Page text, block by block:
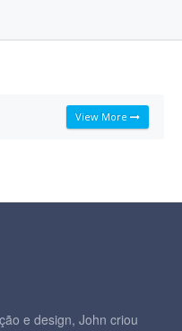
View More
e design, John criou